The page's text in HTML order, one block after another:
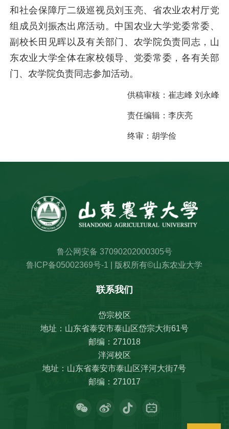
和社会保障厅二级巡视员刘玉亮、省农业农村厅党
组成员刘振杰出席活动。中国农业大学党委常委、
副校长田见晖以及有关部门、农学院负责同志，山
东农业大学全体在家校领导、党委常委，各有关部
门、农学院负责同志参加活动。
供稿审核：崔志峰 刘永峰
责任编辑：李庆亮
终审：胡学俭
鲁公网安备 37090202000305号
鲁ICP备05002369号-1 | 版权所有©山东农业大学
联系我们
岱宗校区
地址：山东省泰安市泰山区岱宗大街61号
邮编：271018
泮河校区
地址：山东省泰安市泰山区泮河大街7号
邮编：271017